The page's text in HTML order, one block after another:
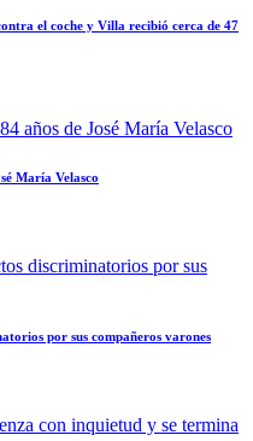
el coche y Villa recibió cerca de 47
María Velasco
por sus compañeros varones